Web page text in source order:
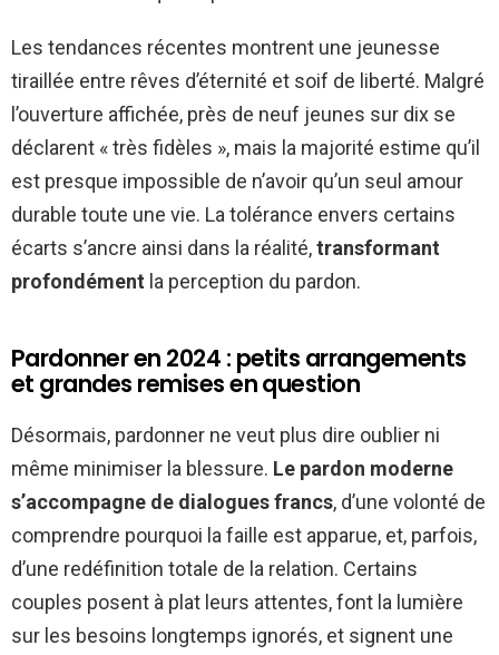
Les tendances récentes montrent une jeunesse
tiraillée entre rêves d’éternité et soif de liberté. Malgré
l’ouverture affichée, près de neuf jeunes sur dix se
déclarent « très fidèles », mais la majorité estime qu’il
est presque impossible de n’avoir qu’un seul amour
durable toute une vie. La tolérance envers certains
écarts s’ancre ainsi dans la réalité,transformant
profondément la perception du pardon.
Pardonner en 2024 : petits arrangements
et grandes remises en question
Désormais, pardonner ne veut plus dire oublier ni
même minimiser la blessure. Le pardon moderne
s’accompagne de dialogues francs, d’une volonté de
comprendre pourquoi la faille est apparue, et, parfois,
d’une redéfinition totale de la relation. Certains
couples posent à plat leurs attentes, font la lumière
sur les besoins longtemps ignorés, et signent une